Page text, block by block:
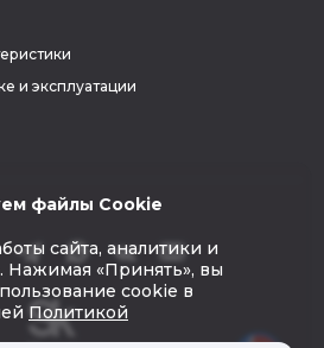
и эксплуатации
файлы Cookie
сайта, аналитики и
Нажимая «Принять», вы
cookie в
Политикой